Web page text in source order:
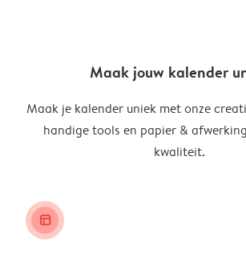
Maak jouw kalender
Maak je kalender uniek met onze
handige tools en papier &
kwaliteit.
layout_alt